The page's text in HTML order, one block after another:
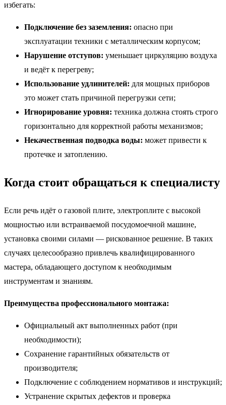
избегать:
Подключение без заземления: опасно при
эксплуатации техники с металлическим корпусом;
Нарушение отступов: уменьшает циркуляцию воздуха
и ведёт к перегреву;
Использование удлинителей: для мощных приборов
это может стать причиной перегрузки сети;
Игнорирование уровня: техника должна стоять строго
горизонтально для корректной работы механизмов;
Некачественная подводка воды: может привести к
протечке и затоплению.
Когда стоит обращаться к специалисту
Если речь идёт о газовой плите, электроплите с высокой
мощностью или встраиваемой посудомоечной машине,
установка своими силами — рискованное решение. В таких
случаях целесообразно привлечь квалифицированного
мастера, обладающего доступом к необходимым
инструментам и знаниям.
Преимущества профессионального монтажа:
Официальный акт выполненных работ (при
необходимости);
Сохранение гарантийных обязательств от
производителя;
Подключение с соблюдением нормативов и инструкций;
Устранение скрытых дефектов и проверка